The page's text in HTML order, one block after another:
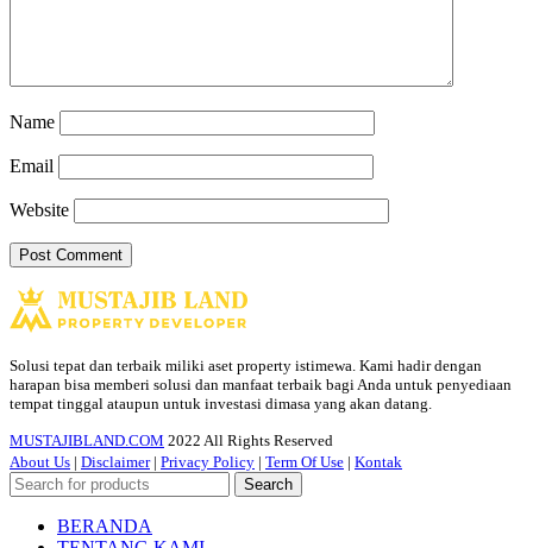
Name
Email
Website
Solusi tepat dan terbaik miliki aset property istimewa. Kami hadir dengan
harapan bisa memberi solusi dan manfaat terbaik bagi Anda untuk penyediaan
tempat tinggal ataupun untuk investasi dimasa yang akan datang.
MUSTAJIBLAND.COM 2022 All Rights Reserved
About Us | Disclaimer| Privacy Policy | Term Of Use | Kontak
Search
BERANDA